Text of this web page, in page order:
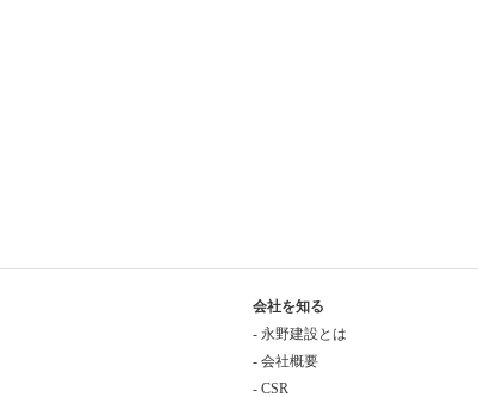
会社を知る
- 永野建設とは
- 会社概要
- CSR